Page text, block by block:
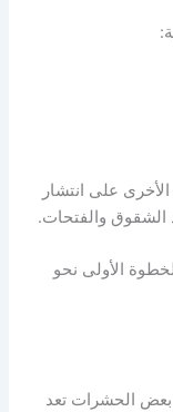
على انتشار
الشقوق والفتحات.
الأولى نحو
بعض الحشرات تعد